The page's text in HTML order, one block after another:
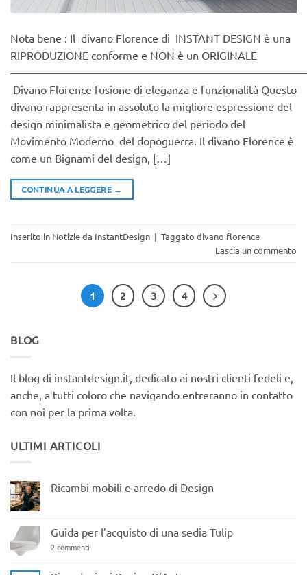
Nota bene : Il divano Florence di INSTANT DESIGN è una
RIPRODUZIONE conforme e NON è un ORIGINALE
Divano Florence fusione di eleganza e funzionalità Questo
divano rappresenta in assoluto la migliore espressione del
design minimalista e geometrico del periodo del
Movimento Moderno del dopoguerra. Il divano Florence è
come un Bignami del design, […]
CONTINUA A LEGGERE →
Inserito in Notizie da InstantDesign | Taggato divano florence
Lascia un commento
1 2 3 4
BLOG
Il blog di instantdesign.it, dedicato ai nostri clienti fedeli e,
anche, a tutti coloro che navigando entreranno in contatto
con noi per la prima volta.
ULTIMI ARTICOLI
Ricambi mobili e arredo di Design
Ricambi
mobili
e
Design
Guida per l’acquisto di una sedia Tulip
2 commenti